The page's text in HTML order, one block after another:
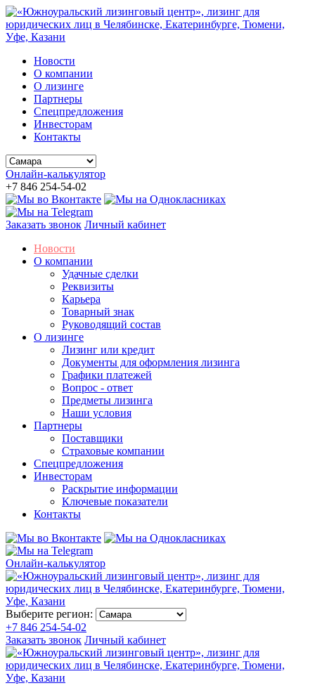
Новости
О компании
О лизинге
Партнеры
Спецпредложения
Инвесторам
Контакты
Онлайн-калькулятор
+7 846 254-54-02
Заказать звонок Личный кабинет
Новости
О компании
Удачные сделки
Реквизиты
Карьера
Товарный знак
Руководящий состав
О лизинге
Лизинг или кредит
Документы для оформления лизинга
Графики платежей
Вопрос - ответ
Предметы лизинга
Наши условия
Партнеры
Поставщики
Страховые компании
Спецпредложения
Инвесторам
Раскрытие информации
Ключевые показатели
Контакты
Онлайн-калькулятор
Выберите регион:
+7 846 254-54-02
Заказать звонок Личный кабинет